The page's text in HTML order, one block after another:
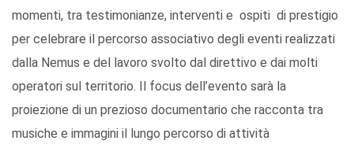
momenti, tra testimonianze, interventi e ospiti di prestigio
per celebrare il percorso associativo degli eventi realizzati
dalla Nemus e del lavoro svolto dal direttivo e dai molti
operatori sul territorio. Il focus dell’evento sarà la
proiezione di un prezioso documentario che racconta tra
musiche e immagini il lungo percorso di attività